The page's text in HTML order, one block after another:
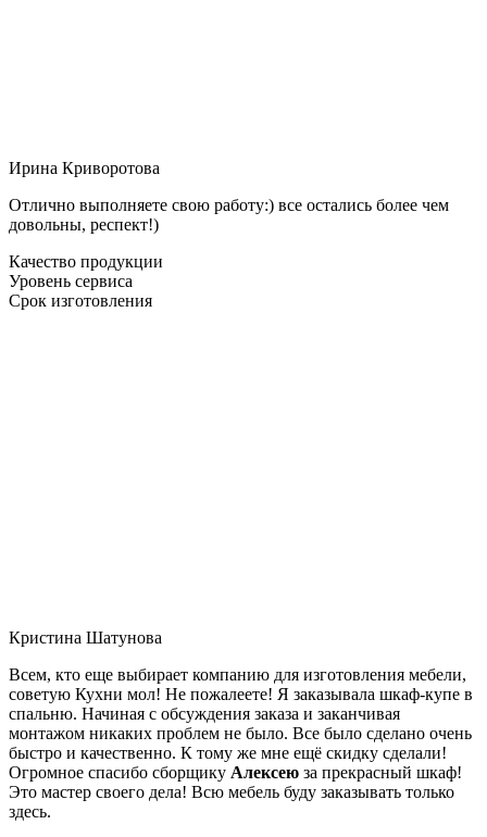
Ирина Криворотова
Отлично выполняете свою работу:) все остались более чем
довольны, респект!)
Качество продукции
Уровень сервиса
Срок изготовления
Кристина Шатунова
Всем, кто еще выбирает компанию для изготовления мебели,
советую Кухни мол! Не пожалеете! Я заказывала шкаф-купе в
спальню. Начиная с обсуждения заказа и заканчивая
монтажом никаких проблем не было. Все было сделано очень
быстро и качественно. К тому же мне ещё скидку сделали!
Огромное спасибо сборщику Алексею за прекрасный шкаф!
Это мастер своего дела! Всю мебель буду заказывать только
здесь.